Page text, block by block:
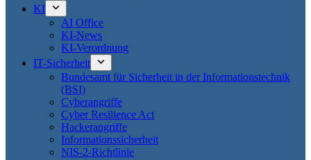
KI
AI Office
KI-News
KI-Verordnung
IT-Sicherheit
Bundesamt für Sicherheit in der Informationstechnik
(BSI)
Cyberangriffe
Cyber Resilience Act
Hackerangriffe
Informationssicherheit
NIS-2-Richtlinie